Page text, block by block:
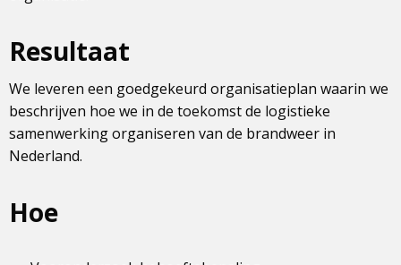
Resultaat
We leveren een goedgekeurd organisatieplan waarin we
beschrijven hoe we in de toekomst de logistieke
samenwerking organiseren van de brandweer in
Nederland.
Hoe